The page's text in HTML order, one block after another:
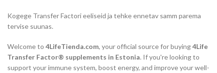
Kogege Transfer Factori eeliseid ja tehke ennetav samm parema
tervise suunas.
Welcome to 4LifeTienda.com, your official source for buying4Life
Transfer Factor® supplements in Estonia. If you're looking to
support your immune system, boost energy, and improve your well-